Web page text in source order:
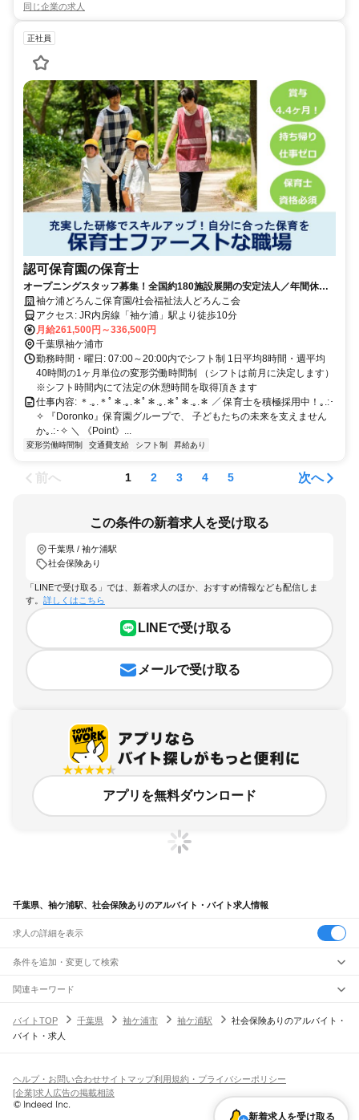
同じ企業の求人
正社員
認可保育園の保育士
オープニングスタッフ募集！全国約180施設展開の安定法人／年間休日
125日以上／賞与4.4ヶ月／海外研修完備
袖ケ浦どろんこ保育園/社会福祉法人どろんこ会
アクセス: JR内房線「袖ケ浦」駅より徒歩10分
月給261,500円～336,500円
千葉県袖ケ浦市
勤務時間・曜日: 07:00～20:00内でシフト制 1日平均8時間・週平均
40時間の1ヶ月単位の変形労働時間制 （シフトは前月に決定します）
※シフト時間内にて法定の休憩時間を取得頂きます
仕事内容: ＊.｡.＊ﾟ＊.｡.＊ﾟ＊.｡.＊ﾟ＊.｡.＊ ／ 保育士を積極採用中！｡.:･
✧ 『Doronko』保育園グループで、 子どもたちの未来を支えません
か｡.:･✧ ＼ 《Point》...
変形労働時間制 交通費支給 シフト制 昇給あり
前へ 1 2 3 4 5 次へ
この条件の新着求人を受け取る
千葉県 / 袖ケ浦駅
社会保険あり
「LINEで受け取る」では、新着求人のほか、おすすめ情報なども配信しま
す。 詳しくはこちら
LINEで受け取る
メールで受け取る
アプリを無料ダウンロード
千葉県、袖ケ浦駅、社会保険ありのアルバイト・バイト求人情報
求人の詳細を表示
条件を追加・変更して検索
市区町村を追加・変更
千葉県すべて
千葉市
旭市習志野市柏市勝浦市市原市流山市八千代市我孫子市鴨川市鎌ケ谷市
君津市富津市浦安市 印西市白井市富里市南房総市
匝瑳市香取市 印旛郡 香取郡山武郡 長生郡夷隅郡
駅を追加・変更
JR中央・総武線
市川駅本八幡駅下総中山駅 津田沼駅幕張本郷駅幕張駅
新検見川駅
職種を追加・変更
飲食・フードサービスすべて
ホールスタッフキッチンスタッフ
パン屋（ベーカリー）
バー（BAR）・バーテンダー
飲食店（店長・マネージャー）
人気
日払いOK高校生歓迎 髪型・髪色自由
雇用形態を追加・変更
関連キーワード
バイトTOP
千葉県 袖ケ浦市 袖ケ浦駅
社会保険ありのアルバイト・
バイト・求人
新着求人を受け取る
ヘルプ・お問い合わせサイトマップ利用規約・プライバシーポリシー
[企業]求人広告の掲載相談